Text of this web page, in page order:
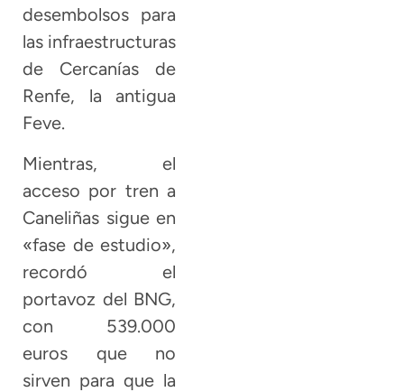
desembolsos para
las infraestructuras
de Cercanías de
Renfe, la antigua
Feve.
Mientras, el
acceso por tren a
Caneliñas sigue en
«fase de estudio»,
recordó el
portavoz del BNG,
con 539.000
euros que no
sirven para que la